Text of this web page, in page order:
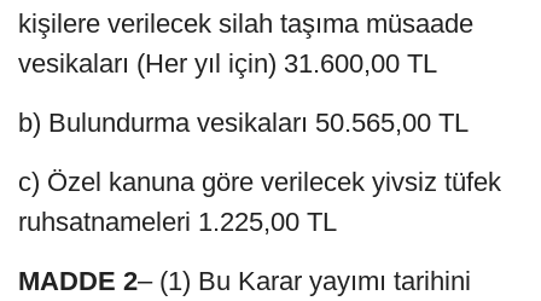
kişilere verilecek silah taşıma müsaade
vesikaları (Her yıl için) 31.600,00 TL
b) Bulundurma vesikaları 50.565,00 TL
c) Özel kanuna göre verilecek yivsiz tüfek
ruhsatnameleri 1.225,00 TL
MADDE 2– (1) Bu Karar yayımı tarihini